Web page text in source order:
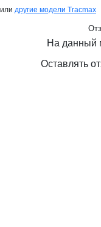
или другие модели Tracmax
На данный
Оставлять